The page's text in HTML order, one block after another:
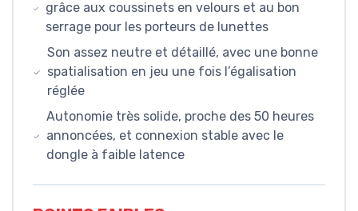
grâce aux coussinets en velours et au bon
serrage pour les porteurs de lunettes
Son assez neutre et détaillé, avec une bonne
spatialisation en jeu une fois l’égalisation
réglée
Autonomie très solide, proche des 50 heures
annoncées, et connexion stable avec le
dongle à faible latence